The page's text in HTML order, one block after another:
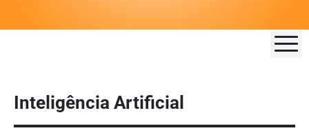
Inteligência Artificial